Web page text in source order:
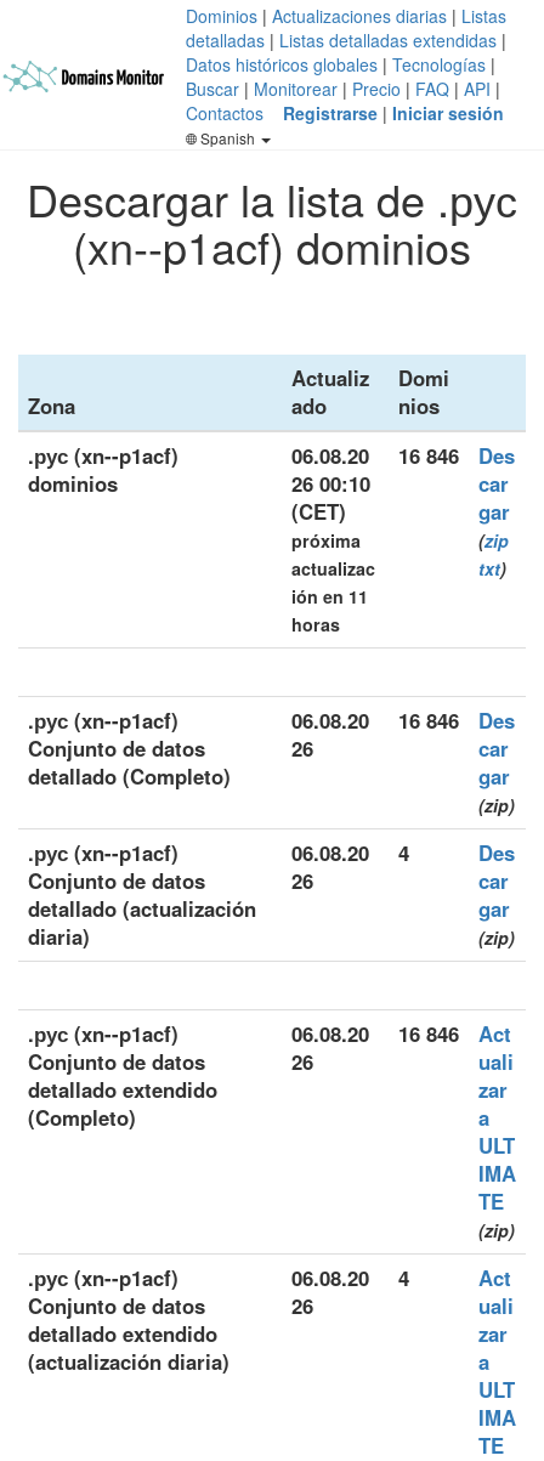
Dominios | Actualizaciones diarias | Listas
detalladas | Listas detalladas extendidas |
Datos históricos globales | Tecnologías |
Buscar | Monitorear | Precio | FAQ | API |
Contactos
Registrarse | Iniciar sesión
Spanish
Descargar la lista de .рус
(xn--p1acf) dominios
Zona
Actualiz
ado
Domi
nios
.рус (xn--p1acf)
dominios
06.08.20
26 00:10
(CET)
próxima
actualizac
ión en 11
horas
16 846
Des
car
gar
(zip
txt)
.рус (xn--p1acf)
Conjunto de datos
detallado (Completo)
06.08.20
26
16 846
Des
car
gar
(zip)
.рус (xn--p1acf)
Conjunto de datos
detallado (actualización
diaria)
06.08.20
26
4
Des
car
gar
(zip)
.рус (xn--p1acf)
Conjunto de datos
detallado extendido
(Completo)
06.08.20
26
16 846
Act
uali
zar
a
ULT
IMA
TE
(zip)
.рус (xn--p1acf)
Conjunto de datos
detallado extendido
(actualización diaria)
06.08.20
26
4
Act
uali
zar
a
ULT
IMA
TE